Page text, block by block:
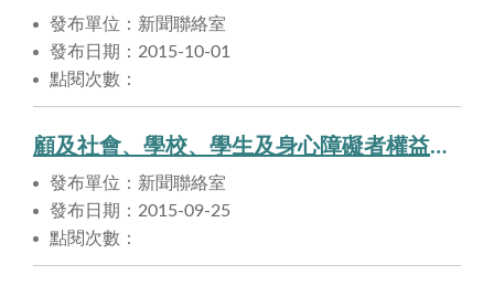
發布單位：新聞聯絡室
發布日期：2015-10-01
點閱次數：
顧及社會、學校、學生及身心障礙者權益，勞動部公告「專科以上學校學生兼任助理不計入身心障礙定額進用人數」。
發布單位：新聞聯絡室
發布日期：2015-09-25
點閱次數：